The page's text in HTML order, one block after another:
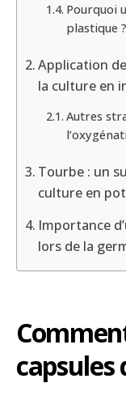
Pourquoi
plastique ?
Application
la culture en
Autres
Tourbe : un
culture en pot
Importance
lors de la
capsules